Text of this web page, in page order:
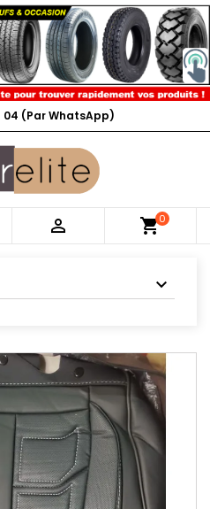
04 (Par WhatsApp)
 shopping_cart0